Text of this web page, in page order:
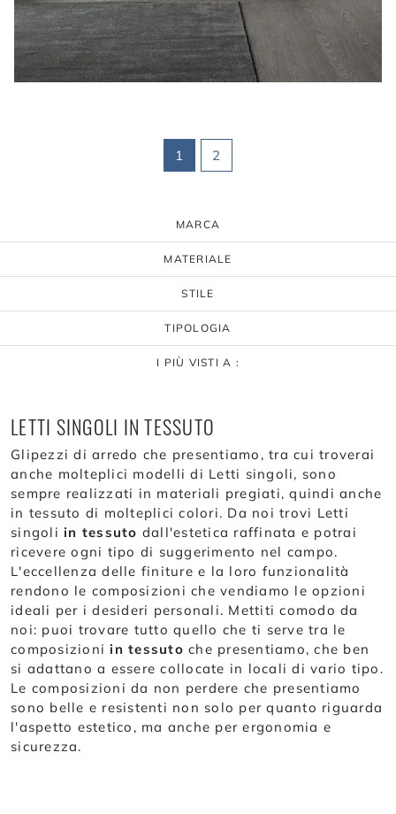
MARCA
MATERIALE
STILE
TIPOLOGIA
I PIÙ VISTI A :
1 2
LETTI SINGOLI IN TESSUTO
Glipezzi di arredo che presentiamo, tra cui troverai
anche molteplici modelli di Letti singoli, sono
sempre realizzati in materiali pregiati, quindi anche
in tessuto di molteplici colori. Da noi trovi Letti
singoli in tessuto dall'estetica raffinata e potrai
ricevere ogni tipo di suggerimento nel campo.
L'eccellenza delle finiture e la loro funzionalità
rendono le composizioni che vendiamo le opzioni
ideali per i desideri personali. Mettiti comodo da
noi: puoi trovare tutto quello che ti serve tra le
composizioni in tessuto che presentiamo, che ben
si adattano a essere collocate in locali di vario tipo.
Le composizioni da non perdere che presentiamo
sono belle e resistenti non solo per quanto riguarda
l'aspetto estetico, ma anche per ergonomia e
sicurezza.